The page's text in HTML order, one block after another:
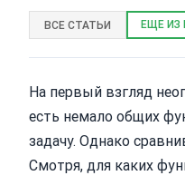
ВСЕ СТАТЬИ ЕЩЕ ИЗ
На первый взгляд
есть немало общих
задачу. Однако
Смотря, для каких